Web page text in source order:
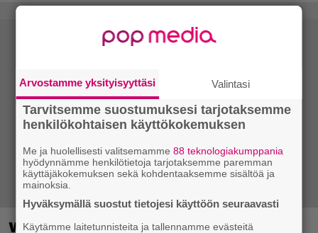
Wreckfest 2 sai rallienglannintäyteisen
Arvostamme yksityisyyttäsi Valintasi
Tarvitsemme suostumuksesi tarjotaksemme
henkilökohtaisen käyttökokemuksen
Me ja huolellisesti valitsemamme88 teknologiakumppania
hyödynnämme henkilötietoja tarjotaksemme paremman
käyttäjäkokemuksen sekä kohdentaaksemme sisältöä ja
mainoksia.
Hyväksymällä suostut tietojesi käyttöön seuraavasti
Käytämme laitetunnisteita ja tallennamme evästeitä